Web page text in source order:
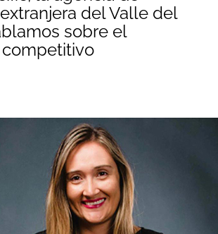
del Valle del
sobre el